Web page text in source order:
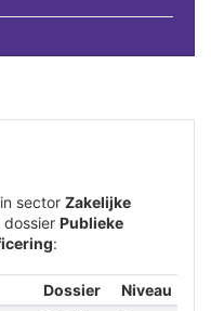
sector Zakelijke
dossier Publieke
:
Dossier
Niveau